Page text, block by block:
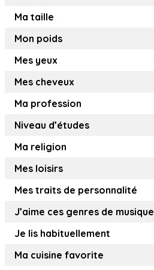
Ma taille
Mon poids
Mes yeux
Mes cheveux
Ma profession
Niveau d’études
Ma religion
Mes loisirs
Mes traits de personnalité
J’aime ces genres de musique
Je lis habituellement
Ma cuisine favorite